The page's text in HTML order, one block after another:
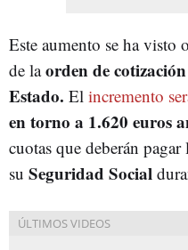
Este aumento se ha visto
de laorden de
Estado. El incremento
en torno a 1.620 euros
cuotas que deberán pagar
su Seguridad Social